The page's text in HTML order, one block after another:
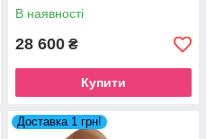
В наявності
28 600 ₴
Купити
Доставка 1 грн!